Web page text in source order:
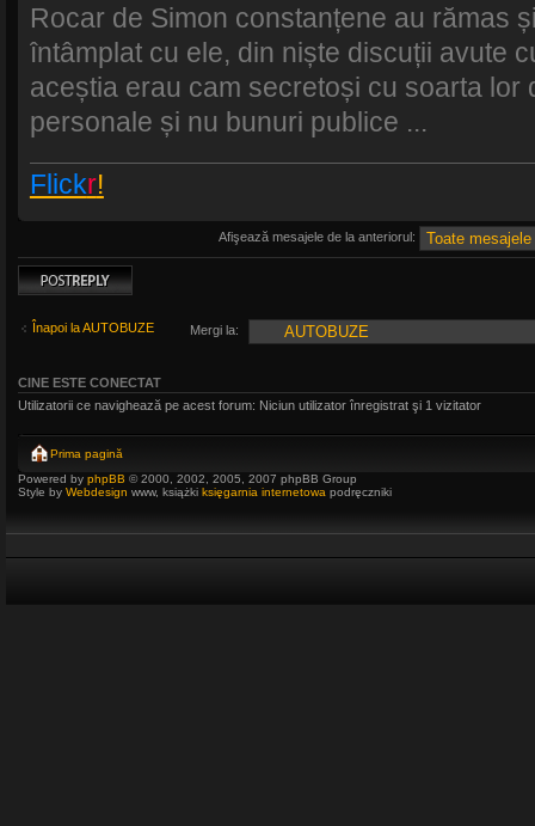
Rocar de Simon constanțene au rămas
întâmplat cu ele, din niște discuții avute
aceștia erau cam secretoși cu soarta lor
personale și nu bunuri publice ...
Flickr!
Afişează mesajele de la anteriorul:
Scrie un răspuns
Înapoi la AUTOBUZE Mergi la:
CINE ESTE CONECTAT
Utilizatorii ce navighează pe acest forum: Niciun utilizator înregistrat şi 1 vizitator
Prima pagină
Powered by phpBB © 2000, 2002, 2005, 2007 phpBB Group
Style by Webdesign www, książki księgarnia internetowa podręczniki